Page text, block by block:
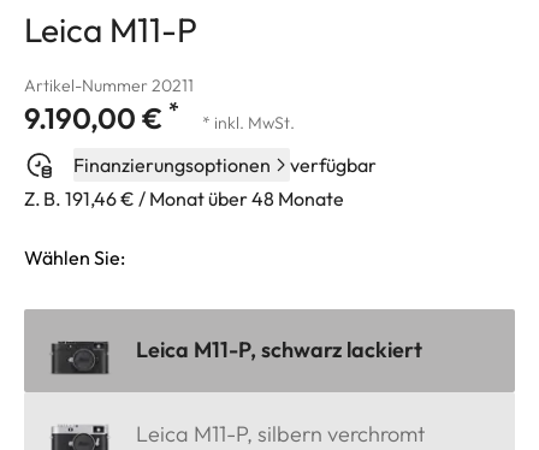
Leica M11-P
Artikel-Nummer 20211
9.190,00 € * * inkl. MwSt.
Finanzierungsoptionen
verfügbar
Z. B. 191,46 € / Monat über 48 Monate
Wählen Sie:
Leica M11-P, schwarz lackiert
Leica M11-P, silbern verchromt